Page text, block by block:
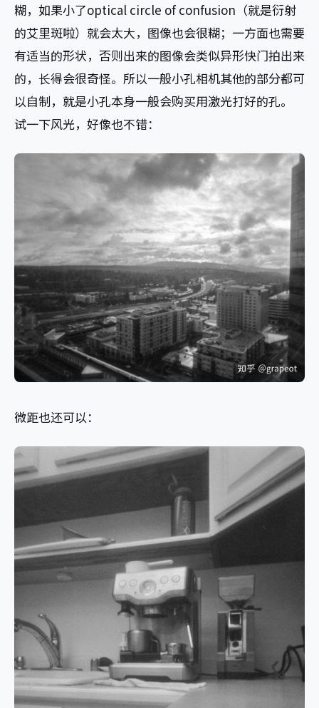
糊，如果小了optical circle of confusion（就是衍射
的艾里斑啦）就会太大，图像也会很糊；一方面也需要
有适当的形状，否则出来的图像会类似异形快门拍出来
的，长得会很奇怪。所以一般小孔相机其他的部分都可
以自制，就是小孔本身一般会购买用激光打好的孔。
试一下风光，好像也不错：
微距也还可以：